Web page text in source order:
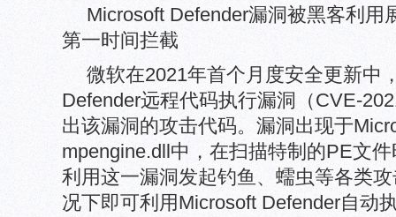
Microsoft Defender漏洞被黑客利用
第一时间拦截
微软在2021年首个月度安全更新中
Defender远程代码执行漏洞（CVE-
出该漏洞的攻击代码。漏洞出现于
mpengine.dll中，在扫描特制的PE文
利用这一漏洞发起钓鱼、蠕虫等各类
况下即可利用Microsoft Defender自动